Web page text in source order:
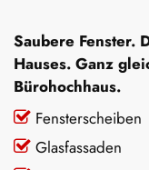
Saubere Fenster.
Hauses. Ganz
Bürohochhaus.
Fensterscheiben
Glasfassaden